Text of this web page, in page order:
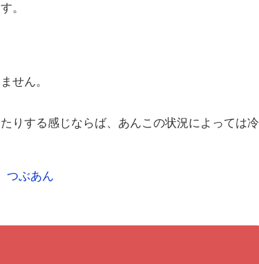
。
せん。
りする感じならば、あんこの状況によっては冷